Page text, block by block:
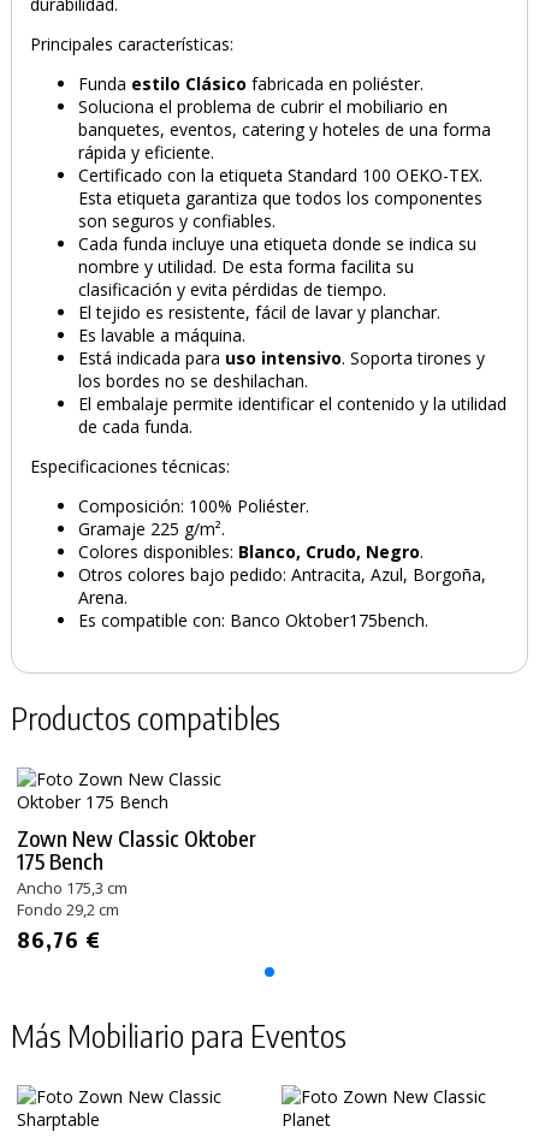
PRODUCTO AÑADIDO AL CARRITO
durabilidad.
Principales características:
Funda estilo Clásico fabricada en poliéster.
Soluciona el problema de cubrir el mobiliario en
banquetes, eventos, catering y hoteles de una forma
rápida y eficiente.
Certificado con la etiqueta Standard 100 OEKO-TEX.
Esta etiqueta garantiza que todos los componentes
son seguros y confiables.
Cada funda incluye una etiqueta donde se indica su
nombre y utilidad. De esta forma facilita su
clasificación y evita pérdidas de tiempo.
El tejido es resistente, fácil de lavar y planchar.
Es lavable a máquina.
Está indicada para uso intensivo. Soporta tirones y
los bordes no se deshilachan.
El embalaje permite identificar el contenido y la utilidad
de cada funda.
Especificaciones técnicas:
Composición: 100% Poliéster.
Gramaje 225 g/m².
Colores disponibles: Blanco, Crudo, Negro.
Otros colores bajo pedido: Antracita, Azul, Borgoña,
Arena.
Es compatible con: Banco Oktober175bench.
Productos compatibles
Zown New Classic Oktober
175 Bench
Ancho 175,3 cm
Fondo 29,2 cm
86,76 €
Más Mobiliario para Eventos